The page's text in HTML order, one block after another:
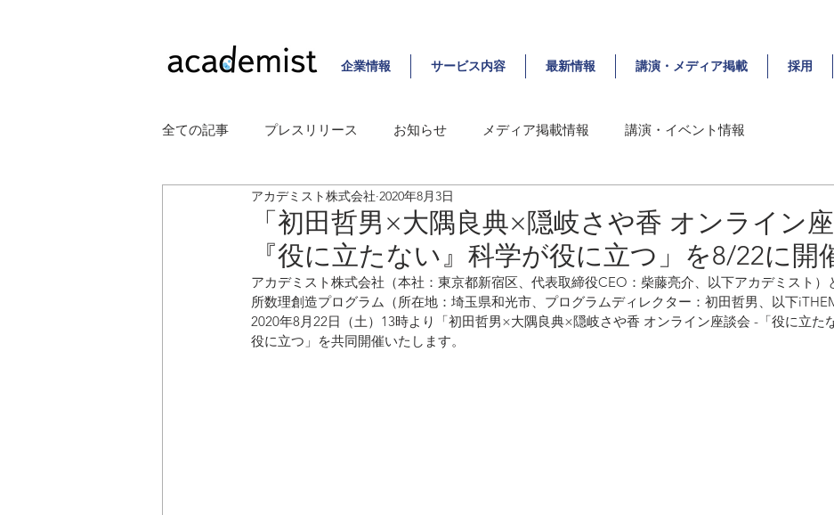
企業情報 サービス内容 最新情報 講演・メディア掲載 採用
全ての記事 プレスリリース お知らせ メディア掲載情報 講演・イベント情報
「初田哲男×大隅良典×隠岐さや香 オンライン
『役に立たない』科学が役に立つ」を8/22に開
アカデミスト株式会社 2020年8月3日
アカデミスト株式会社（本社：東京都新宿区、代表取締役CEO：柴藤亮介、以下アカデミスト）
所数理創造プログラム（所在地：埼玉県和光市、プログラムディレクター：初田哲男、以下
2020年8月22日（土）13時より「初田哲男×大隅良典×隠岐さや香 オンライン座談会 -「役に立た
役に立つ」を共同開催いたします。